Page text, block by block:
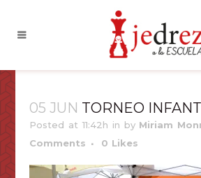
05 JUN TORNEO
Posted at 11:42h in by Miriam
Comments
0 Likes